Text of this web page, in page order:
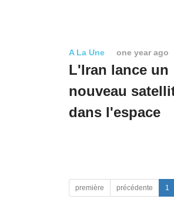
A La Une one year ago
L'Iran lance un
nouveau
dans l'espace
première précédente 1